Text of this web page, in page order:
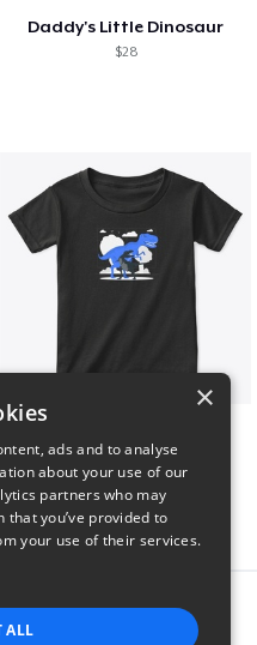
Daddy's Little Dinosaur
$28
$22
product
×
ads and to analyse
about your use of our
partners who may
you’ve provided to
your use of their services.
ALL